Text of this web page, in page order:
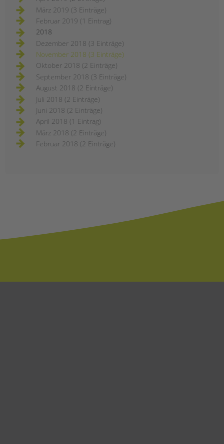
März 2019 (3 Einträge)
Februar 2019 (1 Eintrag)
2018
Dezember 2018 (3 Einträge)
November 2018 (3 Einträge)
Oktober 2018 (2 Einträge)
September 2018 (3 Einträge)
August 2018 (2 Einträge)
Juli 2018 (2 Einträge)
Juni 2018 (2 Einträge)
April 2018 (1 Eintrag)
März 2018 (2 Einträge)
Februar 2018 (2 Einträge)